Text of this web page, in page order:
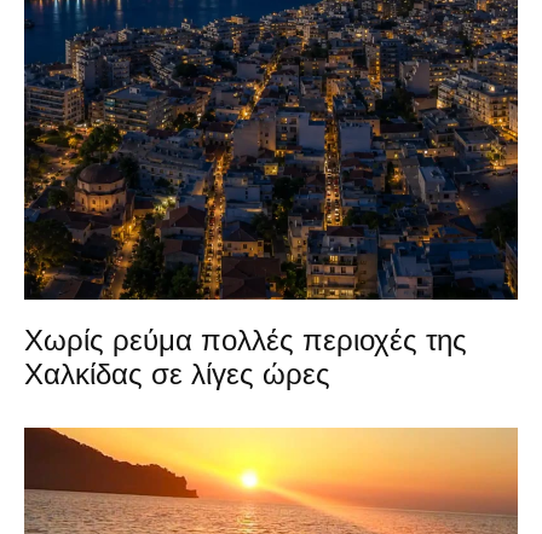
Χωρίς ρεύμα πολλές περιοχές της
Χαλκίδας σε λίγες ώρες